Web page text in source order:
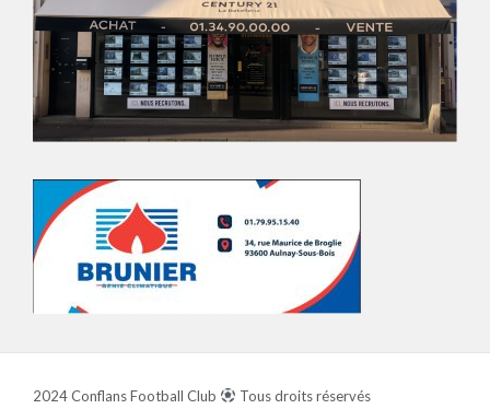
2024 Conflans Football Club Tous droits réservés